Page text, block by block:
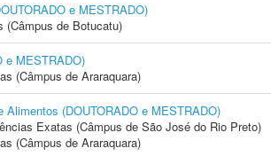
e MESTRADO)
(Câmpus de Botucatu)
e MESTRADO)
(Câmpus de Araraquara)
(DOUTORADO e MESTRADO)
Exatas (Câmpus de São José do Rio Preto)
(Câmpus de Araraquara)